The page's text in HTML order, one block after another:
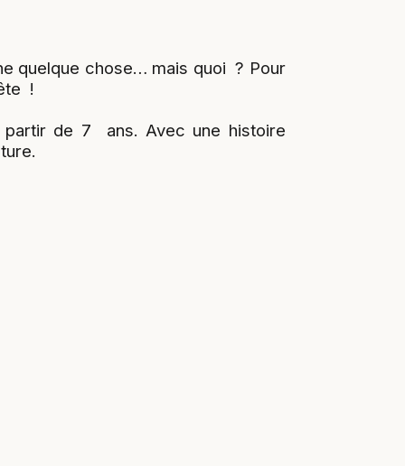
quelque chose… mais quoi ? Pour
!
partir de 7 ans. Avec une histoire